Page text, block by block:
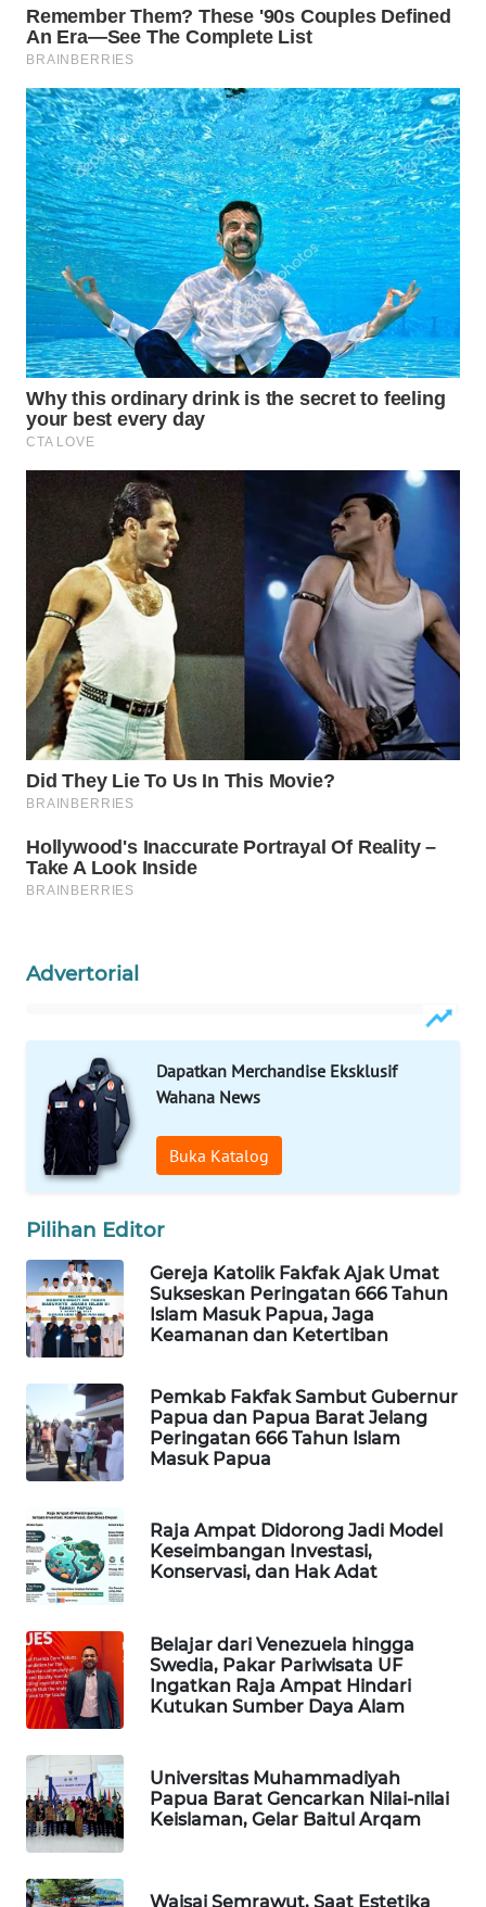
Advertorial
Dapatkan Merchandise Eksklusif
Wahana News
Buka Katalog
Pilihan Editor
Gereja Katolik Fakfak Ajak Umat
Sukseskan Peringatan 666 Tahun
Islam Masuk Papua, Jaga
Keamanan dan Ketertiban
Pemkab Fakfak Sambut Gubernur
Papua dan Papua Barat Jelang
Peringatan 666 Tahun Islam
Masuk Papua
Raja Ampat Didorong Jadi Model
Keseimbangan Investasi,
Konservasi, dan Hak Adat
Belajar dari Venezuela hingga
Swedia, Pakar Pariwisata UF
Ingatkan Raja Ampat Hindari
Kutukan Sumber Daya Alam
Universitas Muhammadiyah
Papua Barat Gencarkan Nilai-nilai
Keislaman, Gelar Baitul Arqam
Waisai Semrawut, Saat Estetika
WN
NATUNA
WN
BINTAN
WN
MANDALIKA
WN
LIKUPANG
WN
LABUANBAJO
WN
BORNEO
Wahana
WAHANA
NEWS
WAHANA
TANI
WAHANA
ADVOKAT
INFRASTRUKTUR
WAHANA
WAHANA
TRAVEL
WAHANA
TV
WAHANANEWS
WAHANANEWS
CO ID
WAHANANEWS
NET
WAHANA
SPORT
WAHANA
UMKM
SELEB
WAHANA
PERSONA
WAHANA
OTOMOTIF
HEALTH